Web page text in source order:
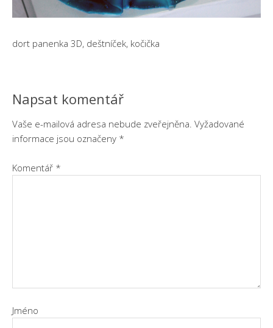
dort panenka 3D, deštníček, kočička
Napsat komentář
Vaše e-mailová adresa nebude zveřejněna. Vyžadované
informace jsou označeny *
Komentář *
Jméno